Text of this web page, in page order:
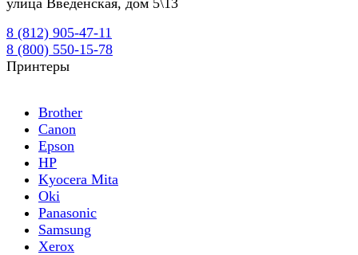
8 (812) 905-47-11
8 (800) 550-15-78
Принтеры
Brother
Canon
Epson
HP
Kyocera Mita
Oki
Panasonic
Samsung
Xerox